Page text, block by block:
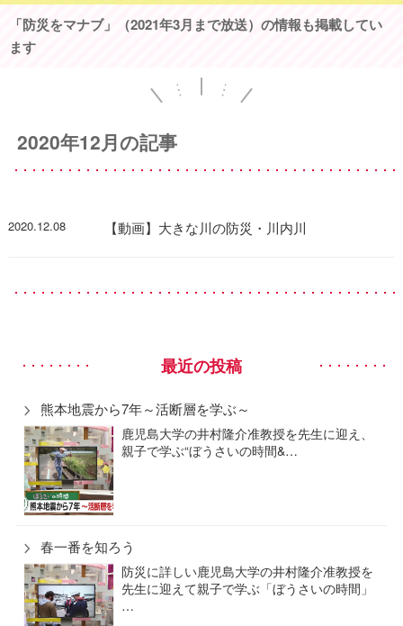
「防災をマナブ」（2021年3月まで放送）の情報も掲載してい
ます
2020年12月の記事
2020.12.08 【動画】大きな川の防災・川内川
最近の投稿
熊本地震から7年～活断層を学ぶ～
鹿児島大学の井村隆介准教授を先生に迎え、
親子で学ぶ“ぼうさいの時間&…
春一番を知ろう
防災に詳しい鹿児島大学の井村隆介准教授を
先生に迎えて親子で学ぶ「ぼうさいの時間」
…